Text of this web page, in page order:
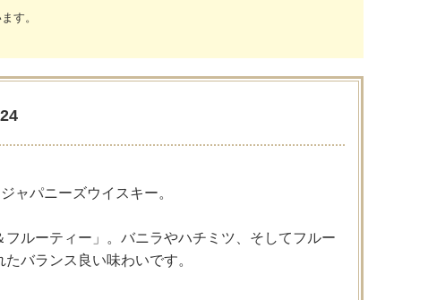
す。
ャパニーズウイスキー。
ルーティー」。バニラやハチミツ、そしてフルー
バランス良い味わいです。